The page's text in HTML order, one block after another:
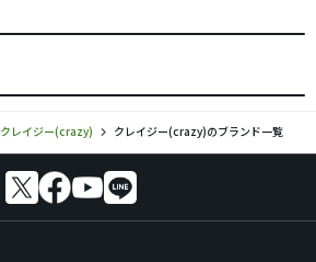
クレイジー(crazy) クレイジー(crazy)のブランド一覧